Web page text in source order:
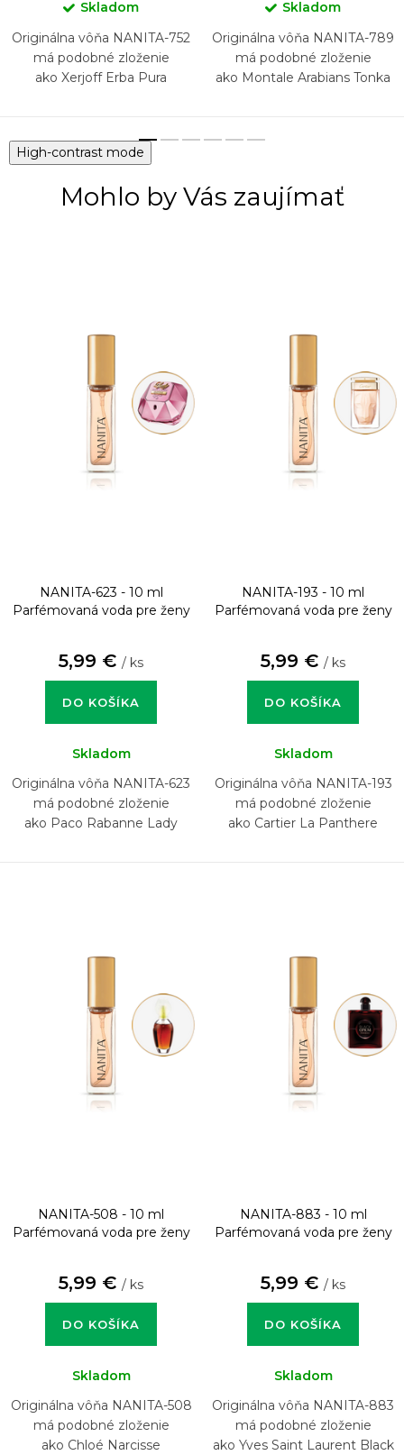
Skladom
Originálna vôňa NANITA-752
má podobné zloženie
ako Xerjoff Erba Pura
Skladom
Originálna vôňa NANITA-789
má podobné zloženie
ako Montale Arabians Tonka
High-contrast mode
Mohlo by Vás zaujímať
NANITA-623 - 10 ml
Parfémovaná voda pre ženy
5,99 € / ks
DO KOŠÍKA
Skladom
Originálna vôňa NANITA-623
má podobné zloženie
ako Paco Rabanne Lady
NANITA-193 - 10 ml
Parfémovaná voda pre ženy
5,99 € / ks
DO KOŠÍKA
Skladom
Originálna vôňa NANITA-193
má podobné zloženie
ako Cartier La Panthere
NANITA-508 - 10 ml
Parfémovaná voda pre ženy
5,99 € / ks
DO KOŠÍKA
Skladom
Originálna vôňa NANITA-508
má podobné zloženie
ako Chloé Narcisse
NANITA-883 - 10 ml
Parfémovaná voda pre ženy
5,99 € / ks
DO KOŠÍKA
Skladom
Originálna vôňa NANITA-883
má podobné zloženie
ako Yves Saint Laurent Black